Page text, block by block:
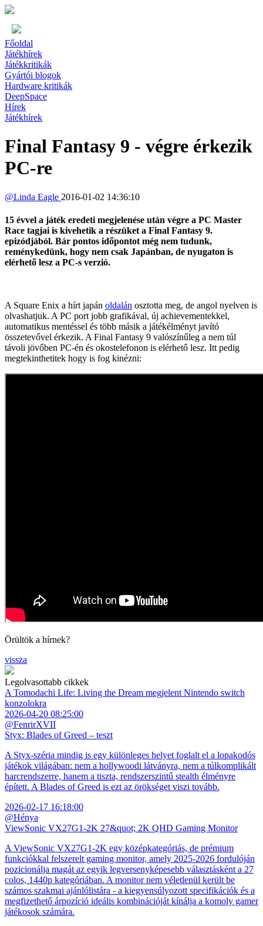
Főoldal
Játékhírek
Játékkritikák
Gyártói blogok
Hardware kritikák
DeepSpace
Hírek
Játékhírek
Final Fantasy 9 - végre érkezik
PC-re
@Linda Eagle 2016-01-02 14:36:10
15 évvel a játék eredeti megjelenése után végre a PC Master
Race tagjai is kivehetik a részüket a Final Fantasy 9.
epizódjából. Bár pontos időpontot még nem tudunk,
reménykedünk, hogy nem csak Japánban, de nyugaton is
elérhető lesz a PC-s verzió.
A Square Enix a hírt japán oldalán osztotta meg, de angol nyelven is
olvashatjuk. A PC port jobb grafikával, új achievementekkel,
automatikus mentéssel és több másik a játékélményt javító
összetevővel érkezik. A Final Fantasy 9 valószínűleg a nem túl
távoli jövőben PC-én és okostelefonon is elérhető lesz. Itt pedig
megtekinthetitek hogy is fog kinézni:
Örültök a hírnek?
vissza
Legolvasottabb cikkek
A Tomodachi Life: Living the Dream megjelent Nintendo switch
konzolokra
2026-04-20 08:25:00
@FenrirXVII
Styx: Blades of Greed – teszt
A Styx-széria mindig is egy különleges helyet foglalt el a lopakodós
játékok világában: nem a hollywoodi látványra, nem a túlkomplikált
harcrendszerre, hanem a tiszta, rendszerszintű stealth élményre
épített. A Blades of Greed is ezt az örökséget viszi tovább.
2026-02-17 16:18:00
@Hénya
ViewSonic VX27G1-2K 27&quot; 2K QHD Gaming Monitor
A ViewSonic VX27G1-2K egy középkategóriás, de prémium
funkciókkal felszerelt gaming monitor, amely 2025-2026 fordulóján
pozicionálja magát az egyik legversenyképesebb választásként a 27
colos, 1440p kategóriában. A monitor nem véletlenül került be
számos szakmai ajánlólistára - a kiegyensúlyozott specifikációk és a
megfizethető árpozíció ideális kombinációját kínálja a komoly gamer
játékosok számára.